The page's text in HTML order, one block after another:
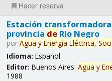
Hacer reserva
Estación
provincia deRío Negro
por Agua y Energía Eléctrica,
Idioma: Español
Editor: Buenos Aires: Agua y
1988